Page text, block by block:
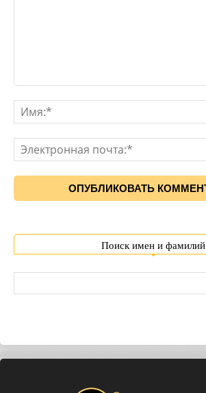
Поиск имен и фамилий